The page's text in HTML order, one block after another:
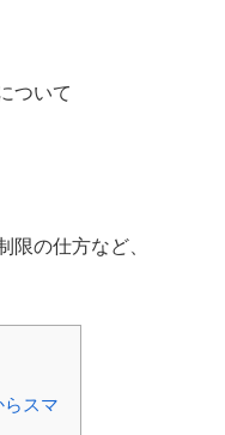
ついて
限の仕方など、
スマ